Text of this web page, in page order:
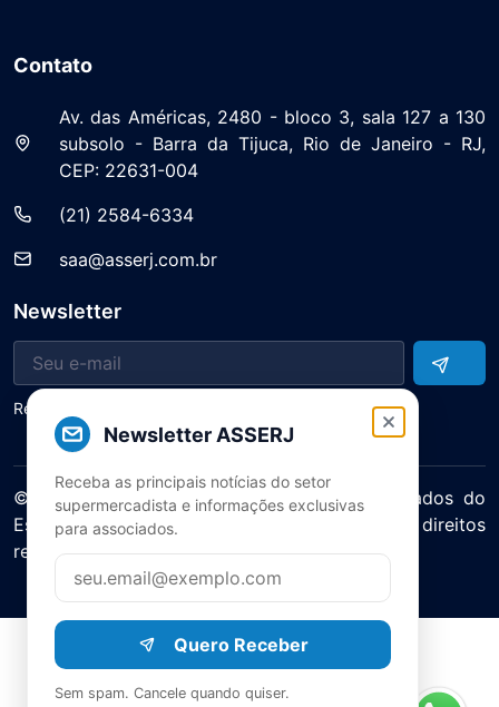
Newsletter ASSERJ
Receba as principais notícias do setor
supermercadista e informações exclusivas
para associados.
Quero Receber
Sem spam. Cancele quando quiser.
Contato
Av. das Américas, 2480 - bloco 3, sala 127 a 130
subsolo - Barra da Tijuca, Rio de Janeiro - RJ,
CEP: 22631-004
(21) 2584-6334
saa@asserj.com.br
Newsletter
Receba notícias e atualizações do setor
© 2025 ASERJ – Associação de Supermercados do
Estado do Rio de Janeiro. Todos os direitos
reservados.
Política de Privacidade Termos de Uso